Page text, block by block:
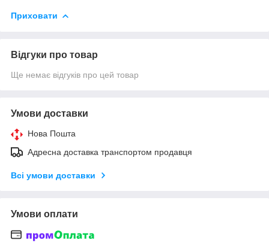
Приховати
Відгуки про товар
Ще немає відгуків про цей товар
Умови доставки
Нова Пошта
Адресна доставка транспортом продавця
Всі умови доставки
Умови оплати